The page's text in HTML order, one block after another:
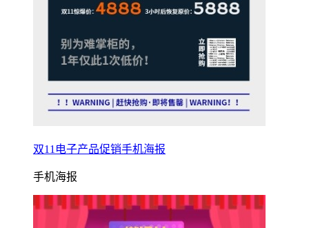
双11电子产品促销手机海报
手机海报